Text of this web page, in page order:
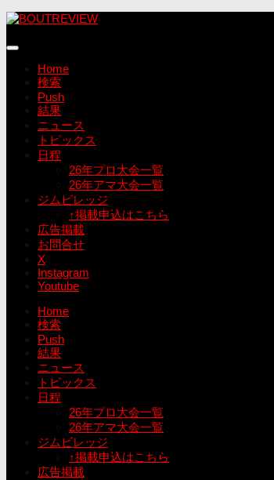
コ
テ
Home
検索
Push
結果
ニュース
トピックス
日程
26年プロ大会一覧
26年アマ大会一覧
ジムビレッジ
↑掲載申込はこちら
広告掲載
お問合せ
X
Instagram
Youtube
Home
検索
Push
結果
ニュース
トピックス
日程
26年プロ大会一覧
26年アマ大会一覧
ジムビレッジ
↑掲載申込はこちら
広告掲載